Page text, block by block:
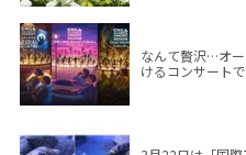
なんて贅沢…オ
けるコンサート